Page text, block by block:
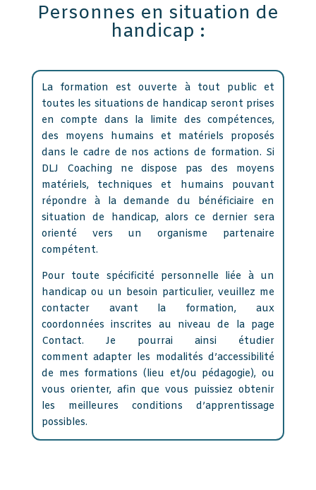
Personnes en situation de
handicap :
La formation est ouverte à tout public et
toutes les situations de handicap seront prises
en compte dans la limite des compétences,
des moyens humains et matériels proposés
dans le cadre de nos actions de formation. Si
DLJ Coaching ne dispose pas des moyens
matériels, techniques et humains pouvant
répondre à la demande du bénéficiaire en
situation de handicap, alors ce dernier sera
orienté vers un organisme partenaire
compétent.
Pour toute spécificité personnelle liée à un
handicap ou un besoin particulier, veuillez me
contacter avant la formation, aux
coordonnées inscrites au niveau de la page
Contact. Je pourrai ainsi étudier
comment adapter les modalités d’accessibilité
de mes formations (lieu et/ou pédagogie), ou
vous orienter, afin que vous puissiez obtenir
les meilleures conditions d’apprentissage
possibles.